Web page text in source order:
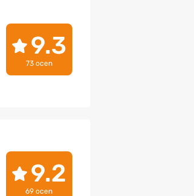
9.3
73 ocen
9.2
69 ocen